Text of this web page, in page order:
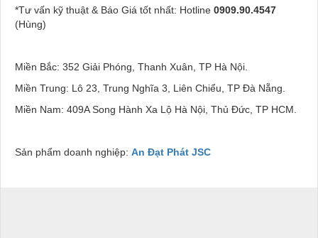
*Tư vấn kỹ thuật & Báo Giá tốt nhất: Hotline 0909.90.4547
(Hùng)
Miền Bắc: 352 Giải Phóng, Thanh Xuân, TP Hà Nội.
Miền Trung: Lô 23, Trung Nghĩa 3, Liên Chiểu, TP Đà Nẵng.
Miền Nam: 409A Song Hành Xa Lộ Hà Nội, Thủ Đức, TP HCM.
Sản phẩm doanh nghiệp: An Đạt Phát JSC